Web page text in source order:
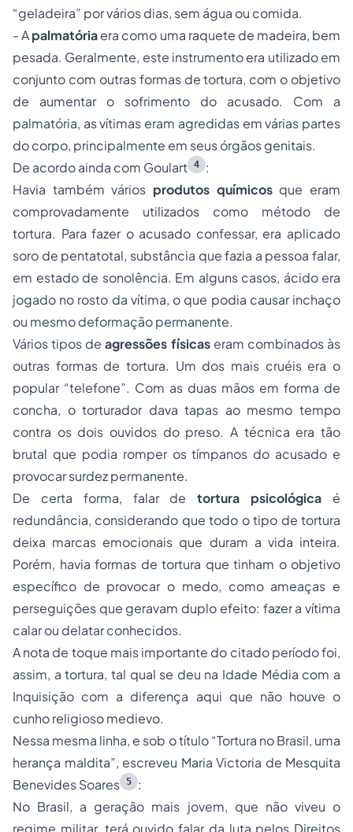
“geladeira” por vários dias, sem água ou comida.
- Apalmatóriaera como uma raquete de madeira, bem
pesada. Geralmente, este instrumento era utilizado em
conjunto com outras formas de tortura, com o objetivo
de aumentar o sofrimento do acusado. Com a
palmatória, as vítimas eram agredidas em várias partes
do corpo, principalmente em seus órgãos genitais.
De acordo ainda com Goulart 4
:
Havia também vários produtos químicosque eram
comprovadamente utilizados como método de
tortura. Para fazer o acusado confessar, era aplicado
soro de pentatotal, substância que fazia a pessoa falar,
em estado de sonolência. Em alguns casos, ácido era
jogado no rosto da vítima, o que podia causar inchaço
ou mesmo deformação permanente.
Vários tipos deagressões físicaseram combinados às
outras formas de tortura. Um dos mais cruéis era o
popular “telefone”. Com as duas mãos em forma de
concha, o torturador dava tapas ao mesmo tempo
contra os dois ouvidos do preso. A técnica era tão
brutal que podia romper os tímpanos do acusado e
provocar surdez permanente.
De certa forma, falar detortura psicológica é
redundância, considerando que todo o tipo de tortura
deixa marcas emocionais que duram a vida inteira.
Porém, havia formas de tortura que tinham o objetivo
específico de provocar o medo, como ameaças e
perseguições que geravam duplo efeito: fazer a vítima
calar ou delatar conhecidos.
A nota de toque mais importante do citado período foi,
assim, a tortura, tal qual se deu na Idade Média com a
Inquisição com a diferença aqui que não houve o
cunho religioso medievo.
Nessa mesma linha, e sob o título “Tortura no Brasil, uma
herança maldita”, escreveu Maria Victoria de Mesquita
Benevides Soares 5
:
No Brasil, a geração mais jovem, que não viveu o
regime militar, terá ouvido falar da luta pelos Direitos